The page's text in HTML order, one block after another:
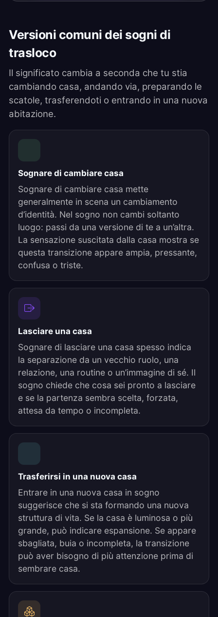
Versioni comuni dei sogni di
trasloco
Il significato cambia a seconda che tu stia
cambiando casa, andando via, preparando le
scatole, trasferendoti o entrando in una nuova
abitazione.
Sognare di cambiare casa
Sognare di cambiare casa mette
generalmente in scena un cambiamento
d’identità. Nel sogno non cambi soltanto
luogo: passi da una versione di te a un’altra.
La sensazione suscitata dalla casa mostra se
questa transizione appare ampia, pressante,
confusa o triste.
Lasciare una casa
Sognare di lasciare una casa spesso indica
la separazione da un vecchio ruolo, una
relazione, una routine o un’immagine di sé. Il
sogno chiede che cosa sei pronto a lasciare
e se la partenza sembra scelta, forzata,
attesa da tempo o incompleta.
Trasferirsi in una nuova casa
Entrare in una nuova casa in sogno
suggerisce che si sta formando una nuova
struttura di vita. Se la casa è luminosa o più
grande, può indicare espansione. Se appare
sbagliata, buia o incompleta, la transizione
può aver bisogno di più attenzione prima di
sembrare casa.